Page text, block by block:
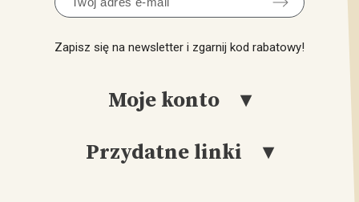
Moje konto
Logowanie
Przydatne linki
Zapisz się na newsletter i zgarnij kod rabatowy!